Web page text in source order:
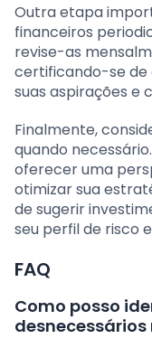
Outra etapa
financeiros
revise-as
certificando-se de
suas aspirações e
Finalmente,
quando
oferecer uma
otimizar sua
de sugerir
seu perfil de risco
FAQ
Como posso